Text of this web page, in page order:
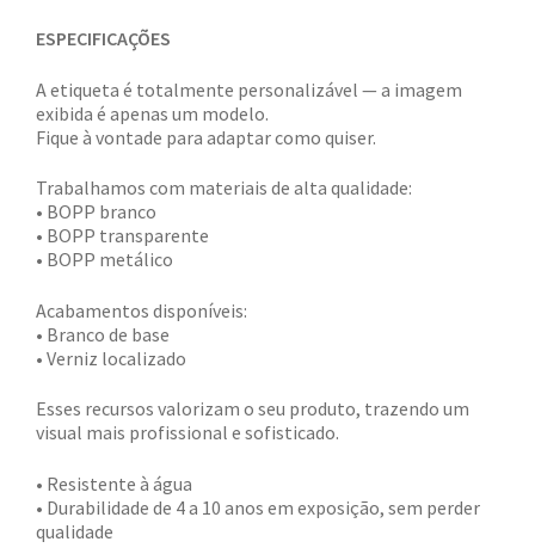
ESPECIFICAÇÕES
A etiqueta é totalmente personalizável — a imagem
exibida é apenas um modelo.
Fique à vontade para adaptar como quiser.
Trabalhamos com materiais de alta qualidade:
• BOPP branco
• BOPP transparente
• BOPP metálico
Acabamentos disponíveis:
• Branco de base
• Verniz localizado
Esses recursos valorizam o seu produto, trazendo um
visual mais profissional e sofisticado.
• Resistente à água
• Durabilidade de 4 a 10 anos em exposição, sem perder
qualidade